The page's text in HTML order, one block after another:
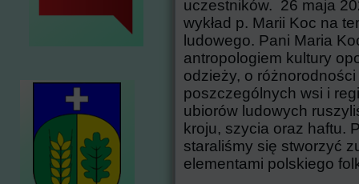
uczestników. 26 maja
wykład p. Marii Koc na
ludowego. Pani Maria
antropologiem kultury
odzieży, o
poszczególnych wsi i
ubiorów ludowych
kroju, szycia oraz haftu.
staraliśmy się stworzyć
elementami polskiego